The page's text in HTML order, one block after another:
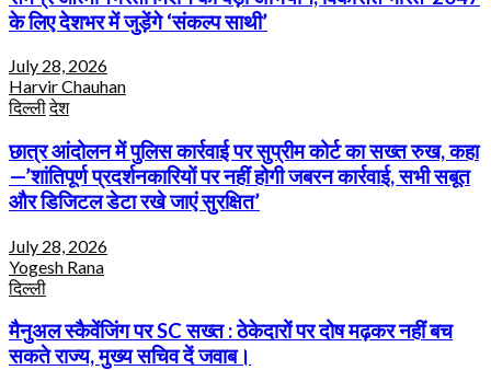
के लिए देशभर में जुड़ेंगे ‘संकल्प साथी’
July 28, 2026
Harvir Chauhan
दिल्लीदेश
छात्र आंदोलन में पुलिस कार्रवाई पर सुप्रीम कोर्ट का सख्त रुख, कहा
—’शांतिपूर्ण प्रदर्शनकारियों पर नहीं होगी जबरन कार्रवाई, सभी सबूत
और डिजिटल डेटा रखे जाएं सुरक्षित’
July 28, 2026
Yogesh Rana
दिल्ली
मैनुअल स्कैवेंजिंग पर SC सख्त : ठेकेदारों पर दोष मढ़कर नहीं बच
सकते राज्य, मुख्य सचिव दें जवाब।